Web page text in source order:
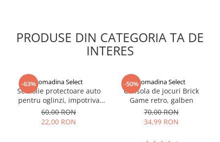
PRODUSE DIN CATEGORIA TA DE
INTERES
-63%gomadina Select
Set folie protectoare auto
pentru oglinzi, impotriva
apei si aburului, Film
Protect
60,00 RON
22,00 RON
-50%gomadina Select
Consola de jocuri Brick
Game retro, galben
70,00 RON
34,99 RON